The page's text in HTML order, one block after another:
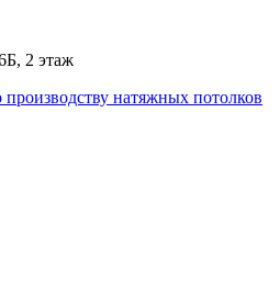
2 этаж